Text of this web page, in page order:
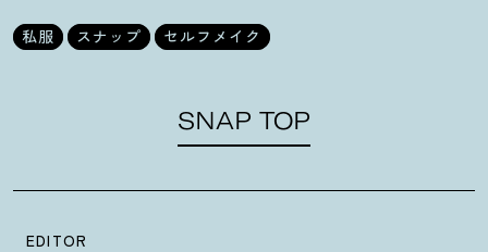
私服 スナップ セルフメイク
SNAP TOP
EDITOR